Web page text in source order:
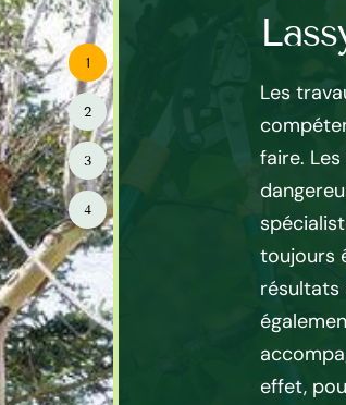
à Lassy
très malade présentant
l’arbre atteint une
milieux urbains), on dit
Dans ce cas, le moyen
d’abattage
la solution par excellence
y compris les
impossibles à régler.
très élaborées lui
quel arbre,
Les
faire.
toujours
résultats
effet,
1
2
3
4